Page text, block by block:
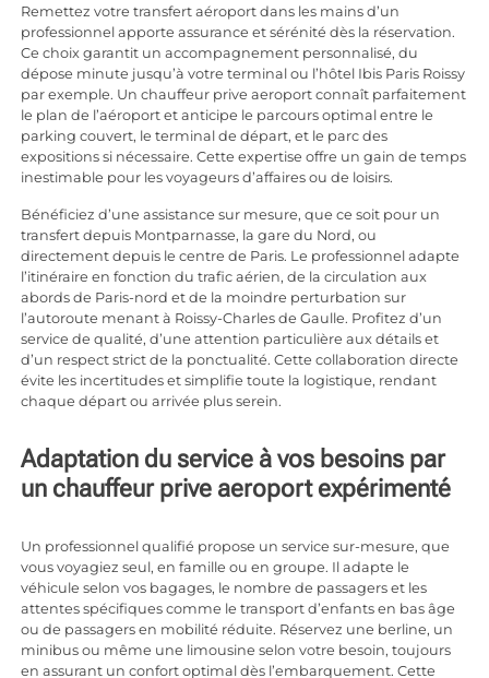
Remettez votre transfert aéroport dans les mains d’un
professionnel apporte assurance et sérénité dès la réservation.
Ce choix garantit un accompagnement personnalisé, du
dépose minute jusqu’à votre terminal ou l’hôtel Ibis Paris Roissy
par exemple. Un chauffeur prive aeroport connaît parfaitement
le plan de l’aéroport et anticipe le parcours optimal entre le
parking couvert, le terminal de départ, et le parc des
expositions si nécessaire. Cette expertise offre un gain de temps
inestimable pour les voyageurs d’affaires ou de loisirs.
Bénéficiez d’une assistance sur mesure, que ce soit pour un
transfert depuis Montparnasse, la gare du Nord, ou
directement depuis le centre de Paris. Le professionnel adapte
l’itinéraire en fonction du trafic aérien, de la circulation aux
abords de Paris-nord et de la moindre perturbation sur
l’autoroute menant à Roissy-Charles de Gaulle. Profitez d’un
service de qualité, d’une attention particulière aux détails et
d’un respect strict de la ponctualité. Cette collaboration directe
évite les incertitudes et simplifie toute la logistique, rendant
chaque départ ou arrivée plus serein.
Adaptation du service à vos besoins par
un chauffeur prive aeroport expérimenté
Un professionnel qualifié propose un service sur-mesure, que
vous voyagiez seul, en famille ou en groupe. Il adapte le
véhicule selon vos bagages, le nombre de passagers et les
attentes spécifiques comme le transport d’enfants en bas âge
ou de passagers en mobilité réduite. Réservez une berline, un
minibus ou même une limousine selon votre besoin, toujours
en assurant un confort optimal dès l’embarquement. Cette